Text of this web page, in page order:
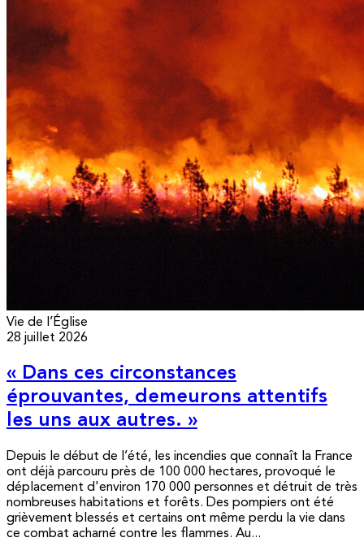
Vie de l’Église
28 juillet 2026
« Dans ces circonstances
éprouvantes, demeurons attentifs
les uns aux autres. »
Depuis le début de l’été, les incendies que connaît la France
ont déjà parcouru près de 100 000 hectares, provoqué le
déplacement d'environ 170 000 personnes et détruit de très
nombreuses habitations et forêts. Des pompiers ont été
grièvement blessés et certains ont même perdu la vie dans
ce combat acharné contre les flammes. Au...